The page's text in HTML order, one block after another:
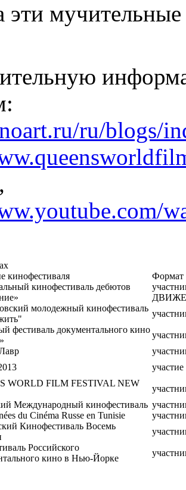
эти
ru/blogs/
,
кинофестиваля
Формат
кинофестиваль дебютов
молодежный кинофестиваль
фестиваль документального кино
WORLD FILM FESTIVAL NEW
Международный кинофестиваль
du Cinéma Russe en Tunisie
Кинофестиваль Восемь
Российского
кино в Нью-Йорке